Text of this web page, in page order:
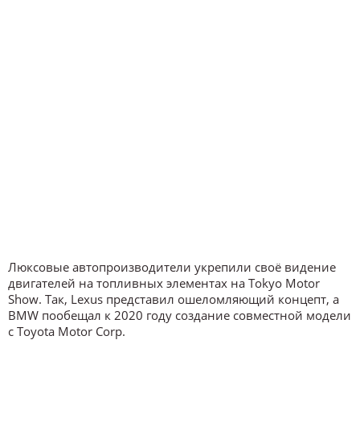
Люксовые автопроизводители укрепили своё видение
двигателей на топливных элементах на Tokyo Motor
Show. Так, Lexus представил ошеломляющий концепт, а
BMW пообещал к 2020 году создание совместной модели
с Toyota Motor Corp.